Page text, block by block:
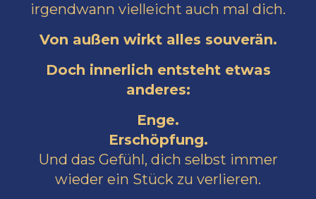
irgendwann vielleicht auch mal dich.
Von außen wirkt alles souverän.
Doch innerlich entsteht etwas
anderes:
Enge.
Erschöpfung.
Und das Gefühl, dich selbst immer
wieder ein Stück zu verlieren.